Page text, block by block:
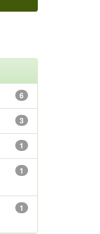
6
3
1
1
1